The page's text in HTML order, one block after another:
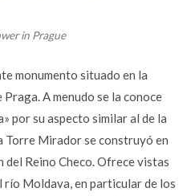
in Prague
monumento situado en la
A menudo se la conoce
por su aspecto similar al de la
Torre Mirador se construyó en
Reino Checo. Ofrece vistas
río Moldava, en particular de los